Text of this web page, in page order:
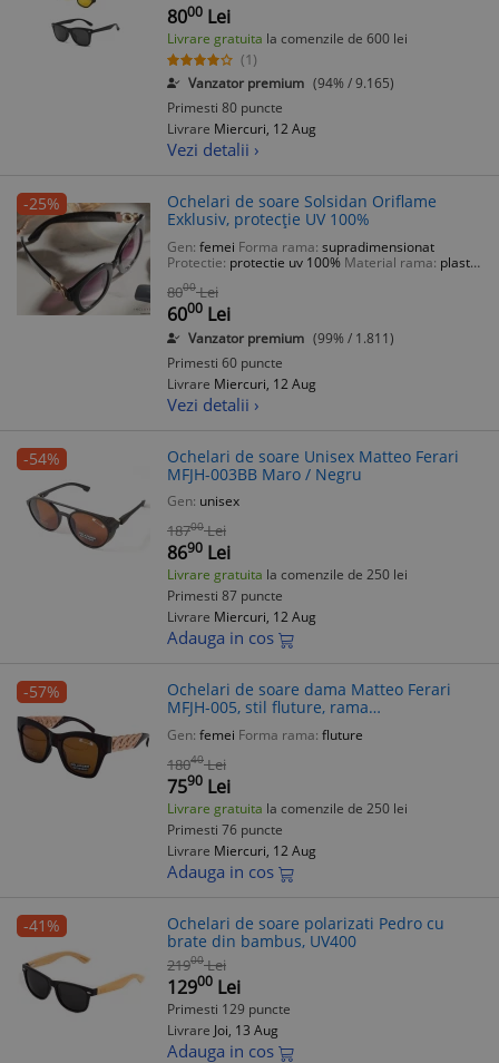
8000 Lei
Livrare gratuita la comenzile de 600 lei
(1)
Vanzator premium (94% / 9.165)
Primesti 80 puncte
Livrare Miercuri, 12 Aug
Vezi detalii ›
-25%
Ochelari de soare Solsidan Oriflame
Exklusiv, protecție UV 100%
Gen: femei Forma rama: supradimensionat
Protectie: protectie uv 100% Material rama: plastic
8000 Lei
6000 Lei
Vanzator premium (99% / 1.811)
Primesti 60 puncte
Livrare Miercuri, 12 Aug
Vezi detalii ›
-54%
Ochelari de soare Unisex Matteo Ferari
MFJH-003BB Maro / Negru
Gen: unisex
18700 Lei
8690 Lei
Livrare gratuita la comenzile de 250 lei
Primesti 87 puncte
Livrare Miercuri, 12 Aug
Adauga in cos
-57%
Ochelari de soare dama Matteo Ferari
MFJH-005, stil fluture, rama
neagra/transparenta, lentile negre UV400
Gen: femei Forma rama: fluture
18040 Lei
7590 Lei
Livrare gratuita la comenzile de 250 lei
Primesti 76 puncte
Livrare Miercuri, 12 Aug
Adauga in cos
-41%
Ochelari de soare polarizati Pedro cu
brate din bambus, UV400
21900 Lei
12900 Lei
Primesti 129 puncte
Livrare Joi, 13 Aug
Adauga in cos